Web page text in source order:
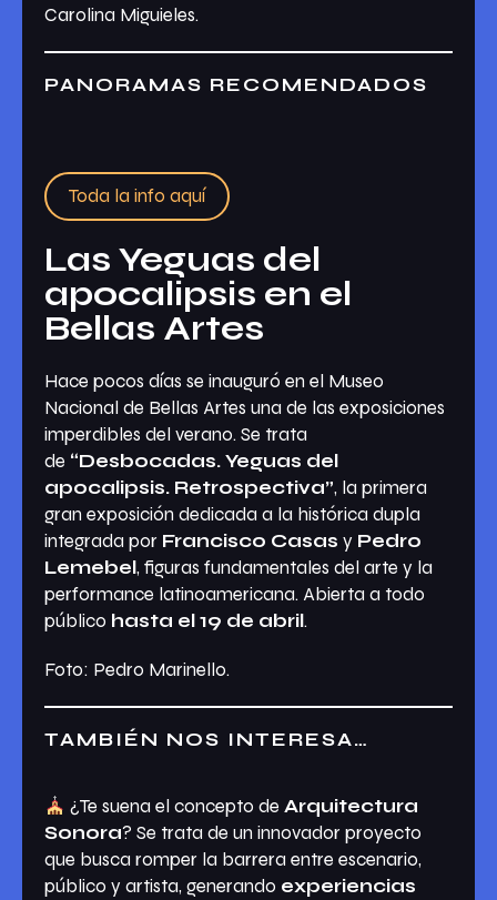
Carolina Miguieles.
PANORAMAS RECOMENDADOS
Toda la info aquí
Las Yeguas del
apocalipsis en el
Bellas Artes
Hace pocos días se inauguró en el Museo
Nacional de Bellas Artes una de las exposiciones
imperdibles del verano. Se trata
de “Desbocadas. Yeguas del
apocalipsis. Retrospectiva”, la primera
gran exposición dedicada a la histórica dupla
integrada por Francisco Casas y Pedro
Lemebel, figuras fundamentales del arte y la
performance latinoamericana. Abierta a todo
público hasta el 19 de abril.
Foto: Pedro Marinello.
TAMBIÉN NOS INTERESA…
¿Te suena el concepto de Arquitectura
Sonora? Se trata de un innovador proyecto
que busca romper la barrera entre escenario,
público y artista, generando experiencias